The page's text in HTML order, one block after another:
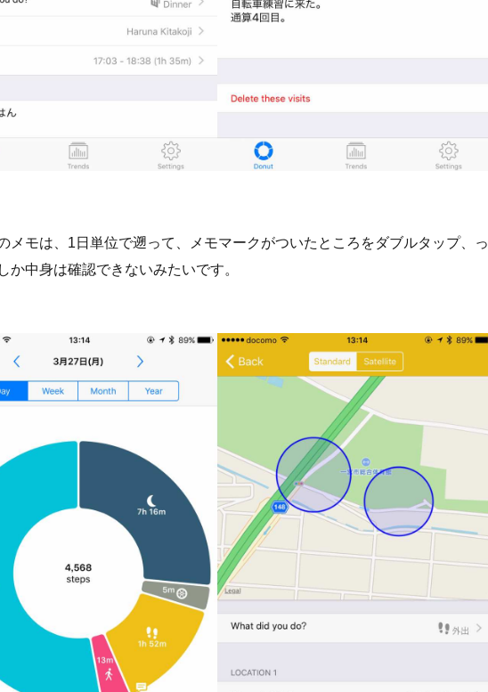
メモは、1日単位で遡って、メモマークがついたところをダブルタップ、っ
か中身は確認できないみたいです。